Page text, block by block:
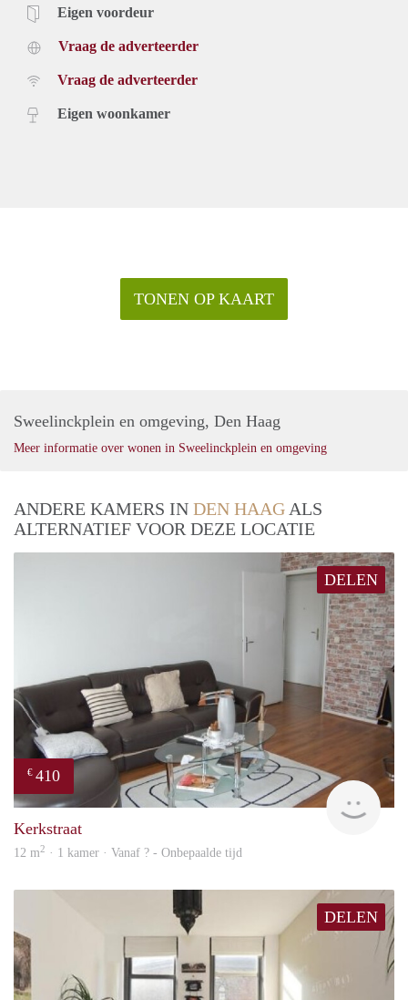
Eigen voordeur
Vraag de adverteerder
Vraag de adverteerder
Eigen woonkamer
TONEN OP KAART
Sweelinckplein en omgeving, Den Haag
Meer informatie over wonen in Sweelinckplein en omgeving
ANDERE KAMERS IN DEN HAAG ALS
ALTERNATIEF VOOR DEZE LOCATIE
DELEN
€ 410
Kerkstraat
12 m2 · 1 kamer · Vanaf ? - Onbepaalde tijd
DELEN